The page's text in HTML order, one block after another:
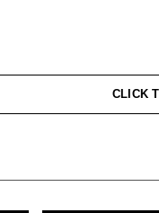
CLICK